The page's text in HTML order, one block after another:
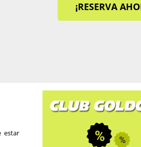
¡RESERVA
estar